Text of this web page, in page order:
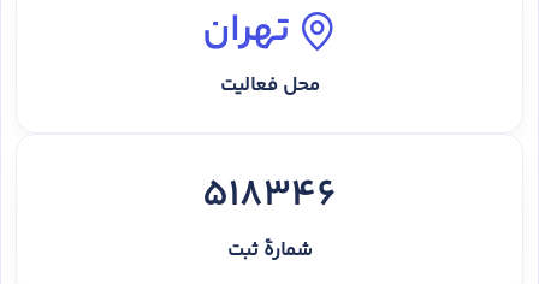
تهران
محل فعالیت
518346
شمارهٔ ثبت